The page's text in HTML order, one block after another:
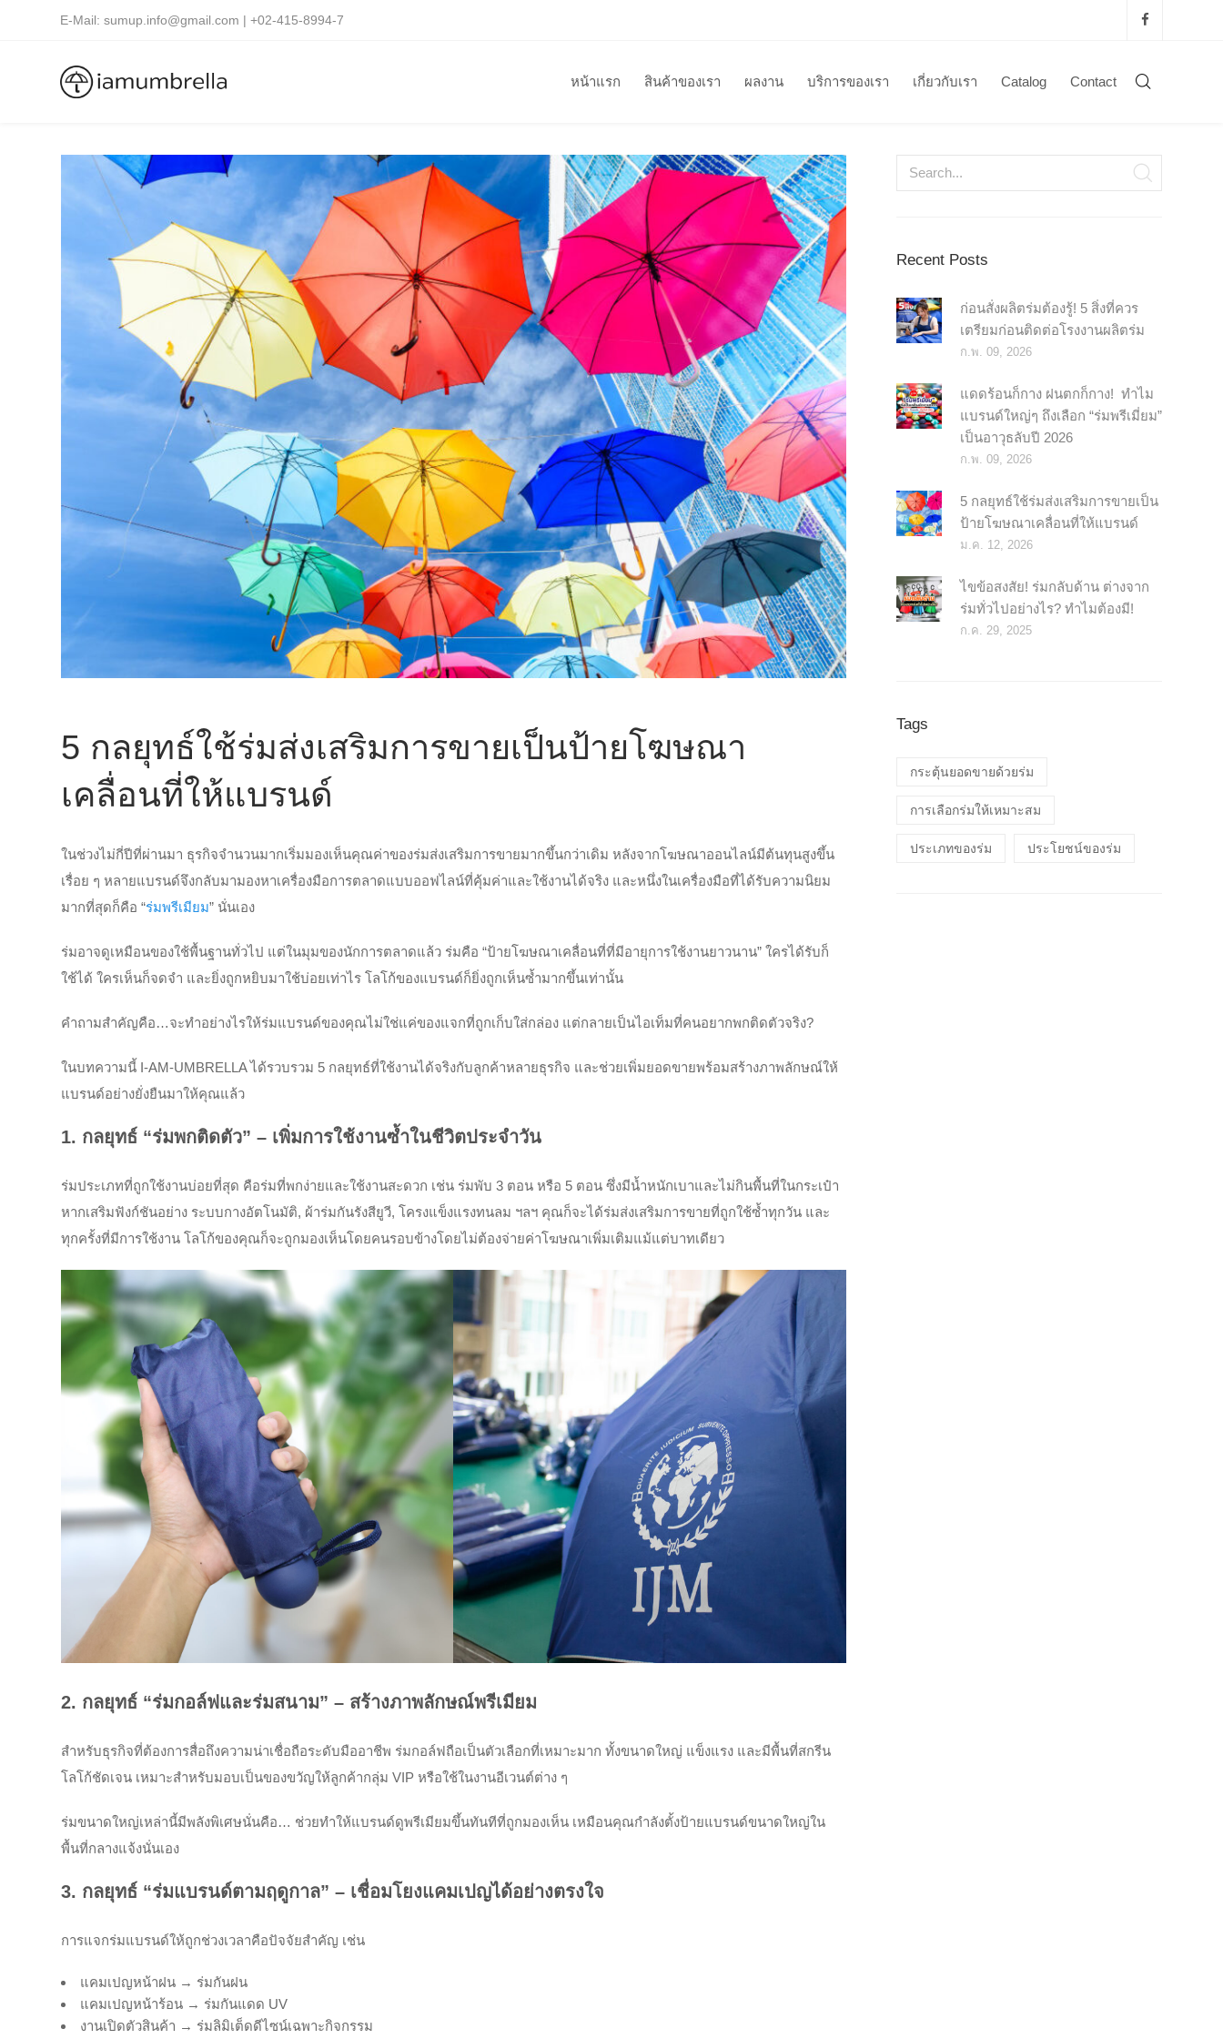
E-Mail: sumup.info@gmail.com | +02-415-8994-7
หน้าแรก สินค้าของเรา ผลงาน บริการของเรา เกี่ยวกับเรา Catalog Contact
5 กลยุทธ์ใช้ร่มส่งเสริมการขายเป็นป้ายโฆษณา
เคลื่อนที่ให้แบรนด์
ในช่วงไม่กี่ปีที่ผ่านมา ธุรกิจจำนวนมากเริ่มมองเห็นคุณค่าของร่มส่งเสริมการขายมากขึ้นกว่าเดิม หลังจากโฆษณาออนไลน์มีต้นทุนสูงขึ้น
เรื่อย ๆ หลายแบรนด์จึงกลับมามองหาเครื่องมือการตลาดแบบออฟไลน์ที่คุ้มค่าและใช้งานได้จริง และหนึ่งในเครื่องมือที่ได้รับความนิยม
มากที่สุดก็คือ “ร่มพรีเมียม” นั่นเอง
ร่มอาจดูเหมือนของใช้พื้นฐานทั่วไป แต่ในมุมของนักการตลาดแล้ว ร่มคือ “ป้ายโฆษณาเคลื่อนที่ที่มีอายุการใช้งานยาวนาน” ใครได้รับก็
ใช้ได้ ใครเห็นก็จดจำ และยิ่งถูกหยิบมาใช้บ่อยเท่าไร โลโก้ของแบรนด์ก็ยิ่งถูกเห็นซ้ำมากขึ้นเท่านั้น
คำถามสำคัญคือ…จะทำอย่างไรให้ร่มแบรนด์ของคุณไม่ใช่แค่ของแจกที่ถูกเก็บใส่กล่อง แต่กลายเป็นไอเท็มที่คนอยากพกติดตัวจริง?
ในบทความนี้ I-AM-UMBRELLA ได้รวบรวม 5 กลยุทธ์ที่ใช้งานได้จริงกับลูกค้าหลายธุรกิจ และช่วยเพิ่มยอดขายพร้อมสร้างภาพลักษณ์ให้
แบรนด์อย่างยั่งยืนมาให้คุณแล้ว
1. กลยุทธ์ “ร่มพกติดตัว” – เพิ่มการใช้งานซ้ำในชีวิตประจำวัน
ร่มประเภทที่ถูกใช้งานบ่อยที่สุด คือร่มที่พกง่ายและใช้งานสะดวก เช่น ร่มพับ 3 ตอน หรือ 5 ตอน ซึ่งมีน้ำหนักเบาและไม่กินพื้นที่ในกระเป๋า
หากเสริมฟังก์ชันอย่าง ระบบกางอัตโนมัติ, ผ้าร่มกันรังสียูวี, โครงแข็งแรงทนลม ฯลฯ คุณก็จะได้ร่มส่งเสริมการขายที่ถูกใช้ซ้ำทุกวัน และ
ทุกครั้งที่มีการใช้งาน โลโก้ของคุณก็จะถูกมองเห็นโดยคนรอบข้างโดยไม่ต้องจ่ายค่าโฆษณาเพิ่มเติมแม้แต่บาทเดียว
2. กลยุทธ์ “ร่มกอล์ฟและร่มสนาม” – สร้างภาพลักษณ์พรีเมียม
สำหรับธุรกิจที่ต้องการสื่อถึงความน่าเชื่อถือระดับมืออาชีพ ร่มกอล์ฟถือเป็นตัวเลือกที่เหมาะมาก ทั้งขนาดใหญ่ แข็งแรง และมีพื้นที่สกรีน
โลโก้ชัดเจน เหมาะสำหรับมอบเป็นของขวัญให้ลูกค้ากลุ่ม VIP หรือใช้ในงานอีเวนต์ต่าง ๆ
ร่มขนาดใหญ่เหล่านี้มีพลังพิเศษนั่นคือ… ช่วยทำให้แบรนด์ดูพรีเมียมขึ้นทันทีที่ถูกมองเห็น เหมือนคุณกำลังตั้งป้ายแบรนด์ขนาดใหญ่ใน
พื้นที่กลางแจ้งนั่นเอง
3. กลยุทธ์ “ร่มแบรนด์ตามฤดูกาล” – เชื่อมโยงแคมเปญได้อย่างตรงใจ
การแจกร่มแบรนด์ให้ถูกช่วงเวลาคือปัจจัยสำคัญ เช่น
แคมเปญหน้าฝน → ร่มกันฝน
แคมเปญหน้าร้อน → ร่มกันแดด UV
งานเปิดตัวสินค้า → ร่มลิมิเต็ดดีไซน์เฉพาะกิจกรรม
Recent Posts
ก่อนสั่งผลิตร่มต้องรู้! 5 สิ่งที่ควร
เตรียมก่อนติดต่อโรงงานผลิตร่ม
ก.พ. 09, 2026
แดดร้อนก็กาง ฝนตกก็กาง! ️ ทำไม
แบรนด์ใหญ่ๆ ถึงเลือก “ร่มพรีเมี่ยม”
เป็นอาวุธลับปี 2026
ก.พ. 09, 2026
5 กลยุทธ์ใช้ร่มส่งเสริมการขายเป็น
ป้ายโฆษณาเคลื่อนที่ให้แบรนด์
ม.ค. 12, 2026
ไขข้อสงสัย! ร่มกลับด้าน ต่างจาก
ร่มทั่วไปอย่างไร? ทำไมต้องมี!
ก.ค. 29, 2025
Tags
กระตุ้นยอดขายด้วยร่ม
การเลือกร่มให้เหมาะสม
ประเภทของร่ม ประโยชน์ของร่ม